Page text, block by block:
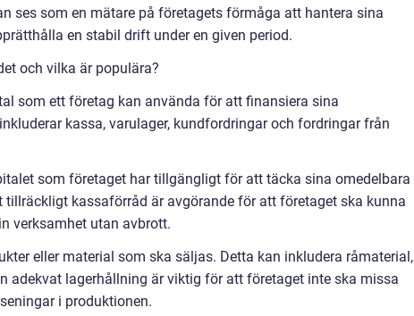
ses som en mätare på företagets förmåga att hantera sina
en stabil drift under en given period.
och vilka är populära?
som ett företag kan använda för att finansiera sina
kassa, varulager, kundfordringar och fordringar från
som företaget har tillgängligt för att täcka sina omedelbara
tillräckligt kassaförråd är avgörande för att företaget ska kunna
verksamhet utan avbrott.
eller material som ska säljas. Detta kan inkludera råmaterial,
adekvat lagerhållning är viktig för att företaget inte ska missa
i produktionen.